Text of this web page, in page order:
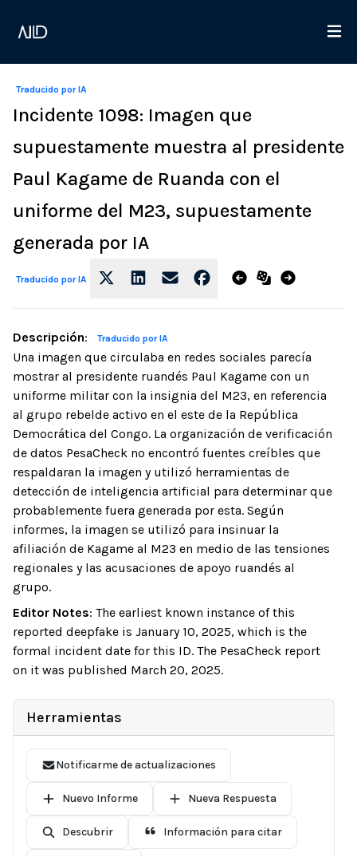
Traducido por IA
Incidente 1098: Imagen que
supuestamente muestra al presidente
Paul Kagame de Ruanda con el
uniforme del M23, supuestamente
generada por IA
Traducido por IA
Descripción: Traducido por IA
Una imagen que circulaba en redes sociales parecía
mostrar al presidente ruandés Paul Kagame con un
uniforme militar con la insignia del M23, en referencia
al grupo rebelde activo en el este de la República
Democrática del Congo. La organización de verificación
de datos PesaCheck no encontró fuentes creíbles que
respaldaran la imagen y utilizó herramientas de
detección de inteligencia artificial para determinar que
probablemente fuera generada por esta. Según
informes, la imagen se utilizó para insinuar la
afiliación de Kagame al M23 en medio de las tensiones
regionales y las acusaciones de apoyo ruandés al
grupo.
Editor Notes: The earliest known instance of this
reported deepfake is January 10, 2025, which is the
formal incident date for this ID. The PesaCheck report
on it was published March 20, 2025.
Herramientas
Notificarme de actualizaciones
Nuevo Informe Nueva Respuesta
Descubrir Información para citar